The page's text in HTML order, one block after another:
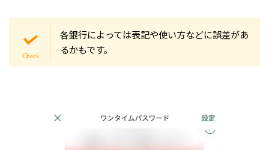
各銀行によっては表記や使い方などに誤差があ
るかもです。